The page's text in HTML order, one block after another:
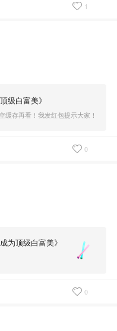
1
级白富美》
缓存再看！我发红包提示大家！
0
为顶级白富美》
0